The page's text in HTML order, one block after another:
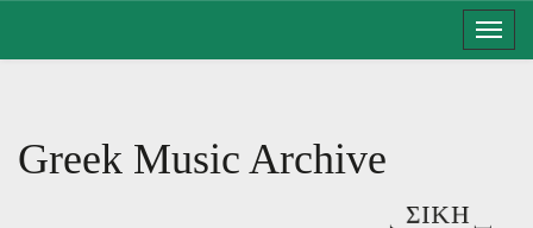
Greek Music Archive